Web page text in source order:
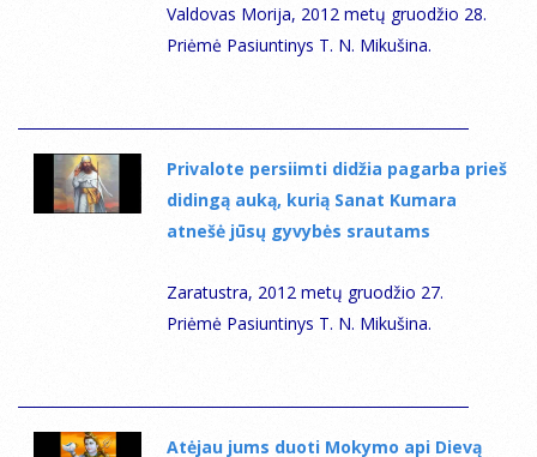
Valdovas Morija, 2012 metų gruodžio 28.
Priėmė Pasiuntinys T. N. Mikušina.
Privalote persiimti didžia pagarba prieš
didingą auką, kurią Sanat Kumara
atnešė jūsų gyvybės srautams
Zaratustra, 2012 metų gruodžio 27.
Priėmė Pasiuntinys T. N. Mikušina.
Atėjau jums duoti Mokymo api Dievą